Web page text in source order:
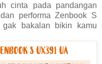
cinta pada pandangan
performa Zenbook S
bakalan bikin kamu